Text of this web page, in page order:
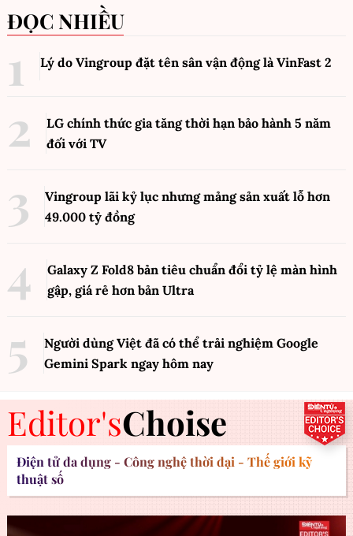
ĐỌC NHIỀU
Lý do Vingroup đặt tên sân vận động là VinFast 2
LG chính thức gia tăng thời hạn bảo hành 5 năm
đối với TV
Vingroup lãi kỷ lục nhưng mảng sản xuất lỗ hơn
49.000 tỷ đồng
Galaxy Z Fold8 bản tiêu chuẩn đổi tỷ lệ màn hình
gập, giá rẻ hơn bản Ultra
Người dùng Việt đã có thể trải nghiệm Google
Gemini Spark ngay hôm nay
Editor'sChoise
Điện tử đa dụng - Công nghệ thời đại - Thế giới kỹ
thuật số